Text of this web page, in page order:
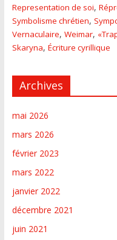
Representation de soi,
Symbolisme chrétien,
Vernaculaire, Weimar,
Skaryna, Écriture cyrillique
Archives
mai 2026
mars 2026
février 2023
mars 2022
janvier 2022
décembre 2021
juin 2021